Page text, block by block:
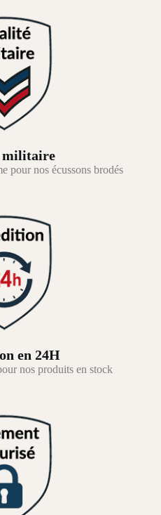
militaire
pour nos écussons brodés
en 24H
nos produits en stock